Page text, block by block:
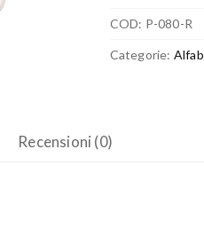
COD: P-080-R
Categorie:
Recensioni (0)